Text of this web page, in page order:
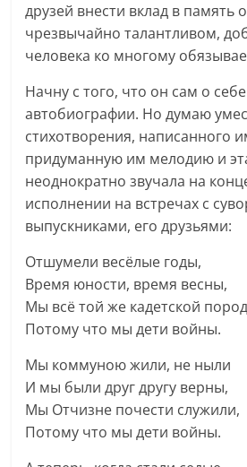
друзей внести вклад в память
чрезвычайно талантливом,
человека ко многому
Начну с того, что он сам о
автобиографии. Но думаю
стихотворения, написанного
придуманную им мелодию и
неоднократно звучала на
исполнении на встречах с
выпускниками, его друзьями:
Отшумели весёлые годы,
Время юности, время весны,
Мы всё той же кадетской
Потому что мы дети войны.
Мы коммуною жили, не ныли
И мы были друг другу верны,
Мы Отчизне почести служили,
Потому что мы дети войны.